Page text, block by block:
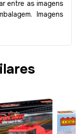
entre as imagens
Imagens